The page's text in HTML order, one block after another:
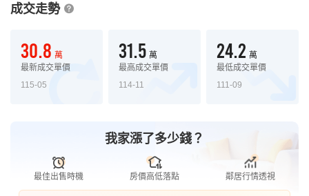
成交走勢
30.8 萬
最新成交單價
115-05
31.5 萬
最高成交單價
114-11
24.2 萬
最低成交單價
111-09
我家漲了多少錢？
最佳出售時機 房價高低落點 鄰居行情透視